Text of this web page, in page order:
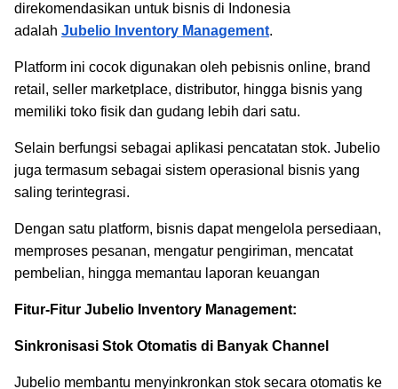
direkomendasikan untuk bisnis di Indonesia
adalah Jubelio Inventory Management.
Platform ini cocok digunakan oleh pebisnis online, brand
retail, seller marketplace, distributor, hingga bisnis yang
memiliki toko fisik dan gudang lebih dari satu.
Selain berfungsi sebagai aplikasi pencatatan stok. Jubelio
juga termasum sebagai sistem operasional bisnis yang
saling terintegrasi.
Dengan satu platform, bisnis dapat mengelola persediaan,
memproses pesanan, mengatur pengiriman, mencatat
pembelian, hingga memantau laporan keuangan
Fitur-Fitur Jubelio Inventory Management:
Sinkronisasi Stok Otomatis di Banyak Channel
Jubelio membantu menyinkronkan stok secara otomatis ke